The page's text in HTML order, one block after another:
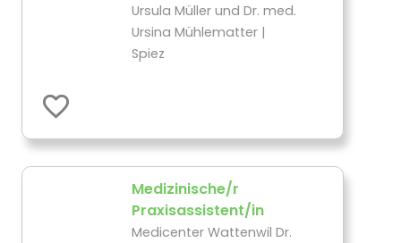
Ursula Müller und Dr. med.
Ursina Mühlematter |
Spiez
Medizinische/r
Praxisassistent/in
Medicenter Wattenwil Dr.